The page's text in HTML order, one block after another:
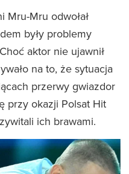
Mru odwołał
były problemy
aktor nie ujawnił
na to, że sytuacja
przerwy gwiazdor
przy okazji Polsat Hit
ich brawami.